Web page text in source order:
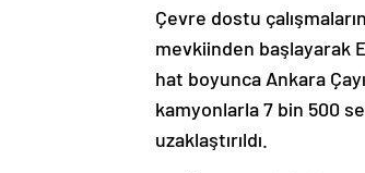
Çevre dostu
mevkiinden başlayarak
hat boyunca Ankara
kamyonlarla 7 bin 500
uzaklaştırıldı.